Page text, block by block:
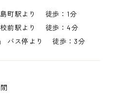
町駅より 徒歩：1分
前駅より 徒歩：4分
バス停より 徒歩：3分